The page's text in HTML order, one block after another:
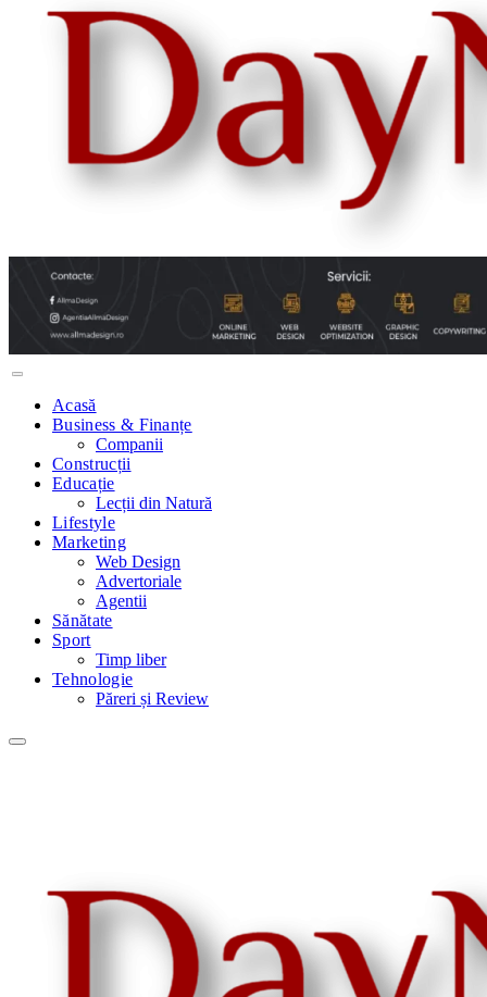
Acasă
Business & Finanțe
Companii
Construcții
Educație
Lecții din Natură
Lifestyle
Marketing
Web Design
Advertoriale
Agentii
Sănătate
Sport
Timp liber
Tehnologie
Păreri și Review